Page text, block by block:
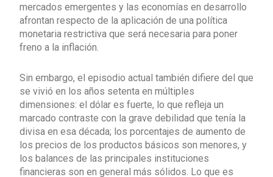
mercados emergentes y las economías en desarrollo
afrontan respecto de la aplicación de una política
monetaria restrictiva que será necesaria para poner
freno a la inflación.
Sin embargo, el episodio actual también difiere del que
se vivió en los años setenta en múltiples
dimensiones: el dólar es fuerte, lo que refleja un
marcado contraste con la grave debilidad que tenía la
divisa en esa década; los porcentajes de aumento de
los precios de los productos básicos son menores, y
los balances de las principales instituciones
financieras son en general más sólidos. Lo que es